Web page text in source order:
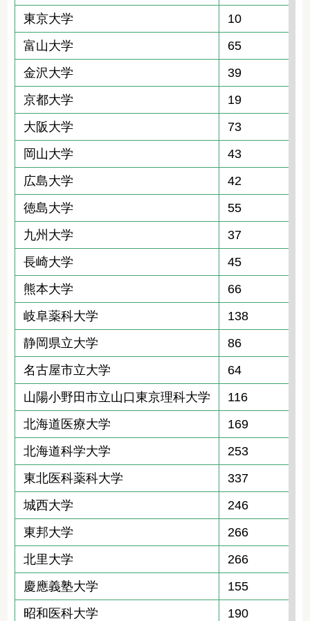
東京大学
10
富山大学
65
金沢大学
39
京都大学
19
大阪大学
73
岡山大学
43
広島大学
42
徳島大学
55
九州大学
37
長崎大学
45
熊本大学
66
岐阜薬科大学
138
静岡県立大学
86
名古屋市立大学
64
山陽小野田市立山口東京理科大学
116
北海道医療大学
169
北海道科学大学
253
東北医科薬科大学
337
城西大学
246
東邦大学
266
北里大学
266
慶應義塾大学
155
昭和医科大学
190